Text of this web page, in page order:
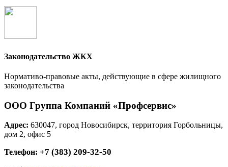
Законодательство ЖКХ
Нормативо-правовые акты, действующие в сфере жилищного
законодательства
ООО Группа Компаний «Профсервис»
Адрес: 630047, город Новосибирск, территория Горбольницы,
дом 2, офис 5
Телефон: +7 (383) 209-32-50